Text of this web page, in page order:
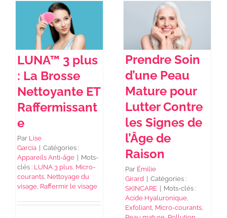
LUNA™ 3 plus
: La Brosse
Nettoyante ET
Raffermissant
e
Par Lise
Garcia
Catégories :
Appareils Anti-âge
Mots-
clés : LUNA 3 plus Micro-
courants Nettoyage du
visage Raffermir le visage
Prendre Soin
d’une Peau
Mature pour
Lutter Contre
les Signes de
l’Âge de
Raison
Par Émilie
Girard
Catégories :
SKINCARE
Mots-clés :
Acide Hyaluronique,
Exfoliant, Micro-courants,